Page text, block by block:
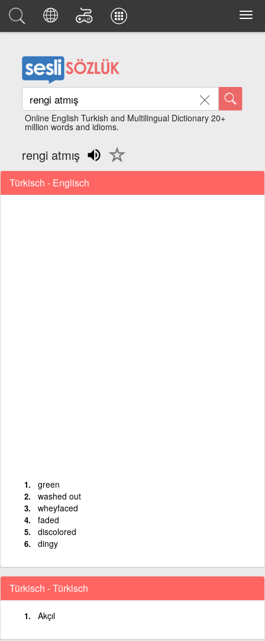
Online English Turkish and Multilingual Dictionary 20+
million words and idioms.
rengi atmış
Türkisch - Englisch
green
washed out
wheyfaced
faded
discolored
dingy
Türkisch - Türkisch
Akçıl